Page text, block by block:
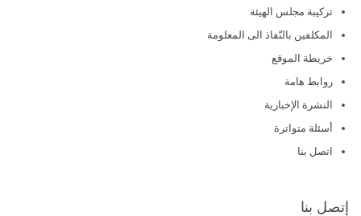
تركيبة مجلس الهيئة
المكلفين بالنّفاذ الى المعلومة
خريطة الموقع
روابط هامة
النشرة الإخبارية
أسئلة متواترة
اتصل بنا
إتصل بنا